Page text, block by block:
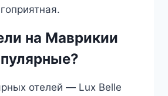
на Маврикии
отелей — Lux Belle